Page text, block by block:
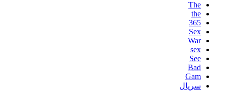
The
the
365
Sex
War
sex
See
Bad
Gam
سریال